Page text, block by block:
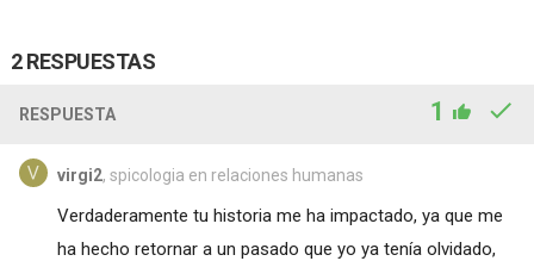
2 RESPUESTAS
RESPUESTA 1
virgi2, spicologia en relaciones humanas
Verdaderamente tu historia me ha impactado, ya que me
ha hecho retornar a un pasado que yo ya tenía olvidado,